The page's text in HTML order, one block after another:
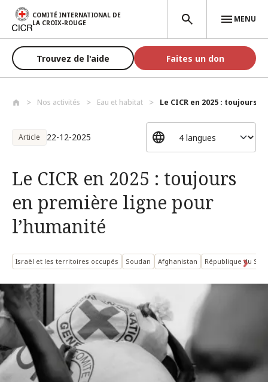
Aller au contenu principal
COMITÉ INTERNATIONAL DE
LA CROIX-ROUGE
MENU
Trouvez de l'aide Faites un don
Nos activités Eau et habitat Le CICR en 2025 : toujours
Article 22-12-2025
Le CICR en 2025 : toujours
en première ligne pour
l’humanité
Israël et les territoires occupés Soudan Afghanistan République du